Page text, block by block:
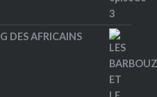
DES AFRICAINS